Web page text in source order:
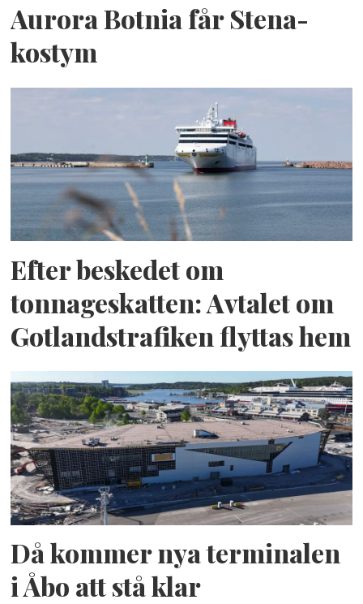
Aurora Botnia får Stena-
kostym
Efter beskedet om
tonnageskatten: Avtalet om
Gotlandstrafiken flyttas hem
Då kommer nya terminalen
i Åbo att stå klar